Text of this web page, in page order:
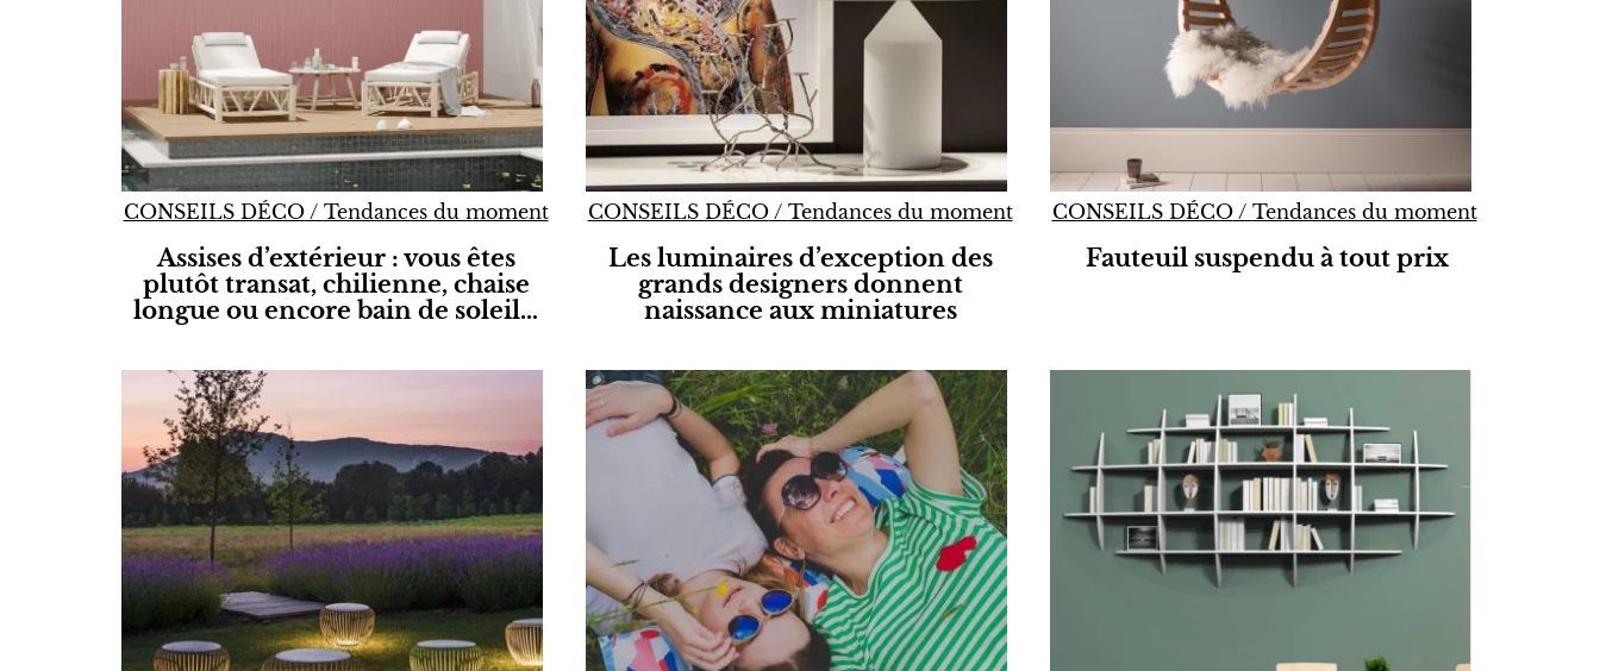
CONSEILS DÉCO/ Tendances du moment
Assises d’extérieur : vous êtes
plutôt transat, chilienne, chaise
longue ou encore bain de soleil…
CONSEILS DÉCO/ Tendances du moment
Les luminaires d’exception des
grands designers donnent
naissance aux miniatures
CONSEILS DÉCO/ Tendances du moment
Fauteuil suspendu à tout prix